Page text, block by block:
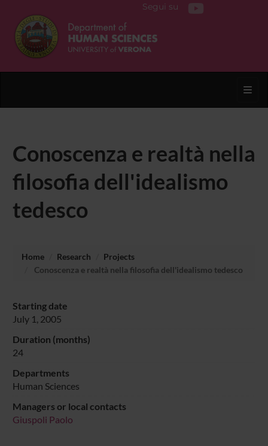
Segui su
Conoscenza e realtà nella
filosofia dell'idealismo
tedesco
Home Research
Projects
Conoscenza e realtà nella filosofia dell'idealismo tedesco
Starting date
July 1, 2005
Duration (months)
24
Departments
Human Sciences
Managers or local contacts
Giuspoli Paolo